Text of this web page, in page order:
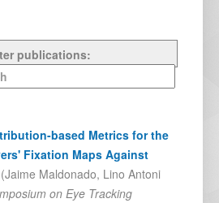
publications:
based Metrics for the
Fixation Maps Against
(Jaime Maldonado, Lino Antoni
on Eye Tracking